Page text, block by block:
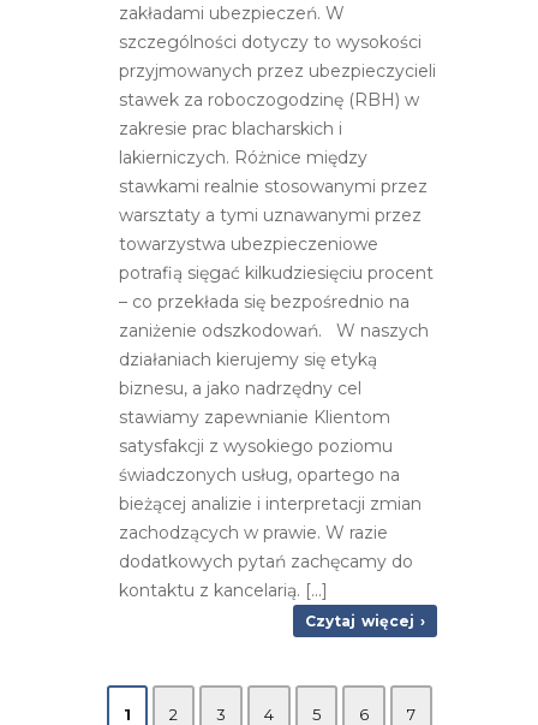
zakładami ubezpieczeń. W
szczególności dotyczy to wysokości
przyjmowanych przez ubezpieczycieli
stawek za roboczogodzinę (RBH) w
zakresie prac blacharskich i
lakierniczych. Różnice między
stawkami realnie stosowanymi przez
warsztaty a tymi uznawanymi przez
towarzystwa ubezpieczeniowe
potrafią sięgać kilkudziesięciu procent
– co przekłada się bezpośrednio na
zaniżenie odszkodowań. W naszych
działaniach kierujemy się etyką
biznesu, a jako nadrzędny cel
stawiamy zapewnianie Klientom
satysfakcji z wysokiego poziomu
świadczonych usług, opartego na
bieżącej analizie i interpretacji zmian
zachodzących w prawie. W razie
dodatkowych pytań zachęcamy do
kontaktu z kancelarią. [...]
Czytaj więcej ›
1 2 3 4 5 6 7